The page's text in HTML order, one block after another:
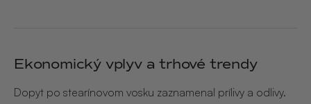
Ekonomický vplyv a trhové trendy
Dopyt po stearínovom vosku zaznamenal prílivy a odlivy.